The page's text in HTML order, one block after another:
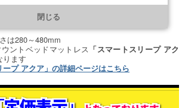
は280～480mm
ントベッドマットレス 「スマートスリープ アク
ります
ープ アクア」の詳細ページはこちら
https://line.me/R/ti/p/@901ptzjz
閉じる